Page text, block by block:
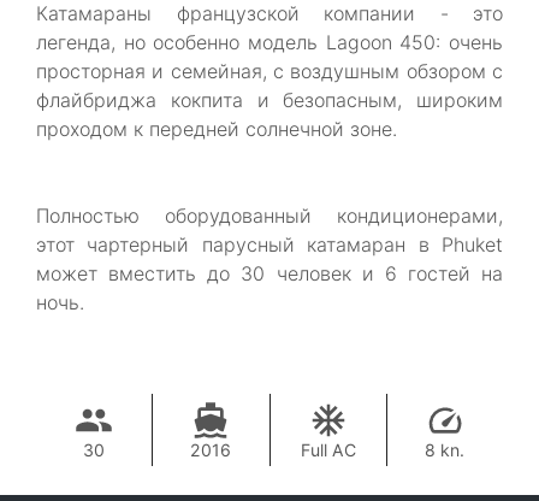
Катамараны французской компании - это
легенда, но особенно модель Lagoon 450: очень
просторная и семейная, с воздушным обзором с
флайбриджа кокпита и безопасным, широким
проходом к передней солнечной зоне.
Полностью оборудованный кондиционерами,
этот чартерный парусный катамаран в Phuket
может вместить до 30 человек и 6 гостей на
ночь.
30 2016 Full AC 8 kn.